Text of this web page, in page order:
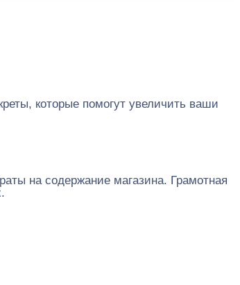
которые помогут увеличить ваши
на содержание магазина. Грамотная